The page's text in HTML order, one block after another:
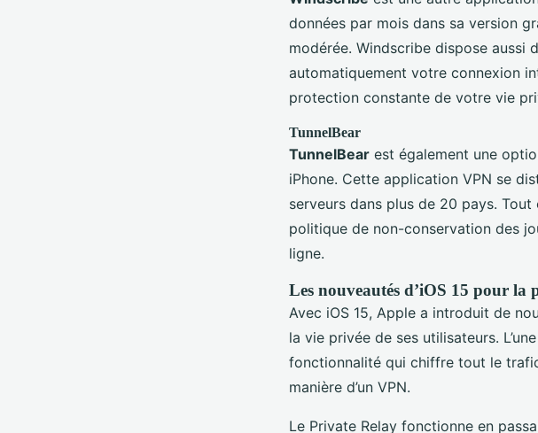
données par mois dans sa version
modérée. Windscribe dispose aussi
automatiquement votre connexion
protection constante de votre vie
TunnelBear
TunnelBear est également une
iPhone. Cette application VPN se
serveurs dans plus de 20 pays.
politique de non-conservation des
ligne.
Les nouveautés d’iOS 15 pour la
Avec iOS 15, Apple a introduit de
la vie privée de ses utilisateurs.
fonctionnalité qui chiffre tout le
manière d’un VPN.
Le Private Relay fonctionne en